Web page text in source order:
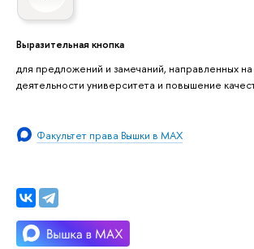
Выразительная кнопка
для предложений и замечаний, направленных
деятельности университета и повышение
Факультет права Вышки в MAX